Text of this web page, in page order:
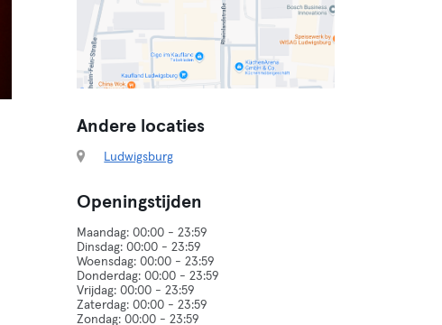
Andere locaties
Ludwigsburg
Openingstijden
Maandag: 00:00 - 23:59
Dinsdag: 00:00 - 23:59
Woensdag: 00:00 - 23:59
Donderdag: 00:00 - 23:59
Vrijdag: 00:00 - 23:59
Zaterdag: 00:00 - 23:59